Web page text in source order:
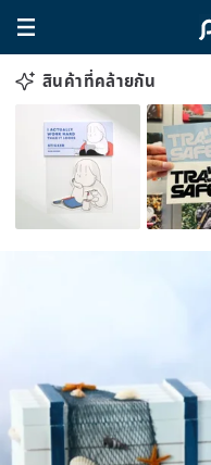
สินค้าที่คล้ายกัน